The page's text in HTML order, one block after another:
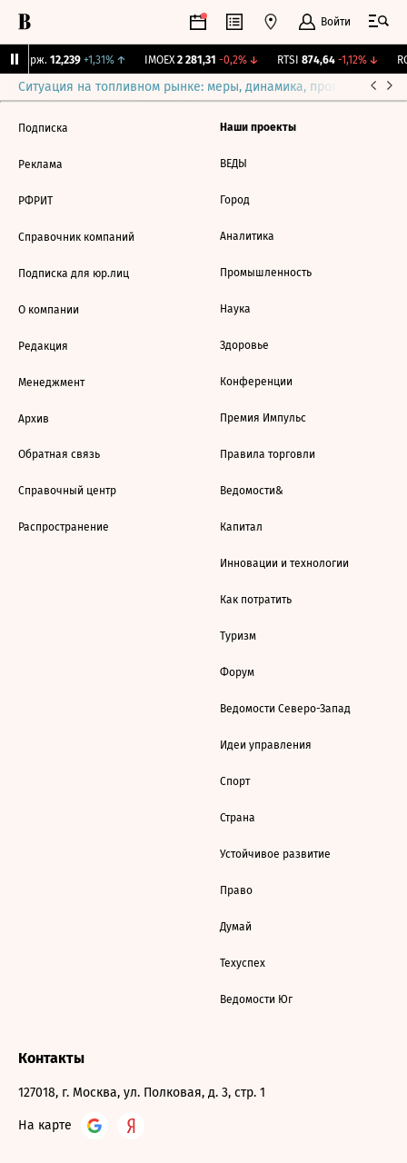
Войти
Бирж. 12,239 +1,31%↑ IMOEX 2 281,31 -0,2%↓ RTSI 874,64 -1,12%↓
Ситуация на топливном рынке: меры, динамика, прогнозы
Подписка
Реклама
РФРИТ
Справочник компаний
Подписка для юр.лиц
О компании
Редакция
Менеджмент
Архив
Обратная связь
Справочный центр
Распространение
Наши проекты
ВЕДЫ
Город
Аналитика
Промышленность
Наука
Здоровье
Конференции
Премия Импульс
Правила торговли
Ведомости&
Капитал
Инновации и технологии
Как потратить
Туризм
Форум
Ведомости Северо-Запад
Идеи управления
Спорт
Страна
Устойчивое развитие
Право
Думай
Техуспех
Ведомости Юг
Контакты
127018, г. Москва, ул. Полковая, д. 3, стр. 1
На карте